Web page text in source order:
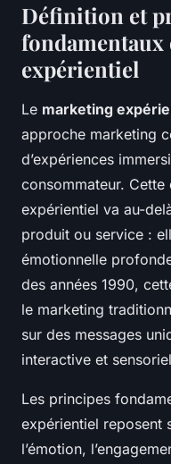
Définition et
expérientiel
Le marketing
approche marketing
d’expériences
consommateur.
expérientiel va au-
produit ou service :
émotionnelle
des années 1990,
le marketing
sur des messages
interactive et
Les principes
expérientiel reposent
l’émotion,